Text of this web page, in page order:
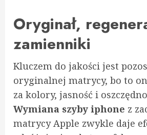
Oryginał,
zamienniki
Kluczem do jakości jest
oryginalnej matrycy, bo to
za kolory, jasność i
Wymiana szyby iphone z
matrycy Apple zwykle daje